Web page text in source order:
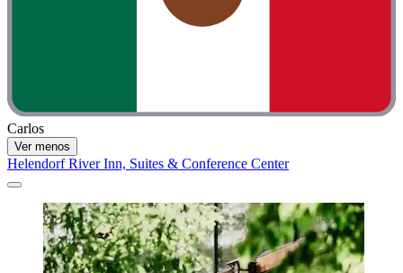
Carlos
Ver menos
Helendorf River Inn, Suites & Conference Center